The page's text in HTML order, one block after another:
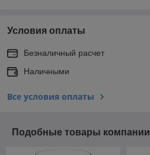
Условия оплаты
Безналичный расчет
Наличными
Все условия оплаты
Подобные товары компании